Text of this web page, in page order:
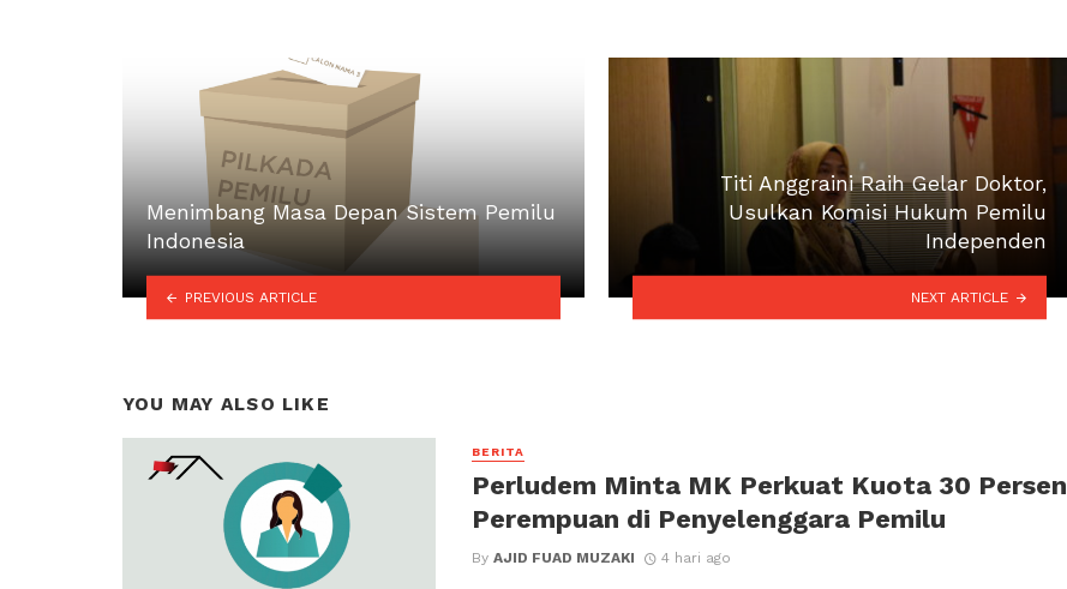
Menimbang Masa Depan Sistem Pemilu
Indonesia
PREVIOUS ARTICLE
Titi Anggraini Raih Gelar Doktor,
Usulkan Komisi Hukum Pemilu
Independen
NEXT ARTICLE
YOU MAY ALSO LIKE
BERITA
Perludem Minta MK Perkuat Kuota 30 Persen
Perempuan di Penyelenggara Pemilu
By AJID FUAD MUZAKI 4 hari ago